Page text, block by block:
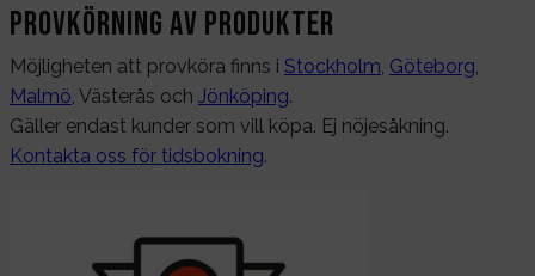
Provkörning av produkter
Möjligheten att provköra finns i Stockholm, Göteborg,
Malmö, Västerås och Jönköping.
Gäller endast kunder som vill köpa. Ej nöjesåkning.
Kontakta oss för tidsbokning.